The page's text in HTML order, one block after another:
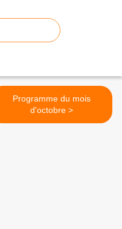
Programme du mois
d'octobre >